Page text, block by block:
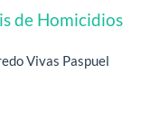
de Homicidios
Vivas Paspuel